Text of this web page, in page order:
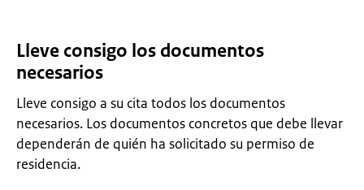
Lleve consigo los documentos
necesarios
Lleve consigo a su cita todos los documentos
necesarios. Los documentos concretos que debe llevar
dependerán de quién ha solicitado su permiso de
residencia.